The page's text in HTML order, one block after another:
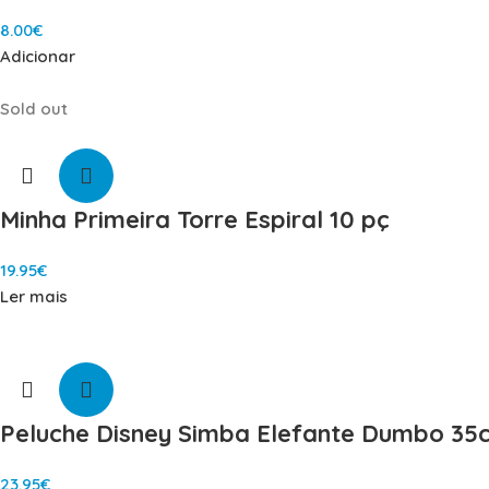
8.00€
Adicionar
Sold out
Minha Primeira Torre Espiral 10 pç
19.95€
Ler mais
Peluche Disney Simba Elefante Dumbo
23.95€